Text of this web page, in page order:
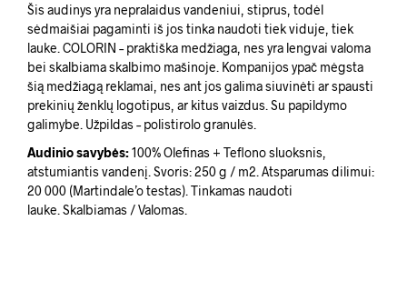
Šis audinys yra nepralaidus vandeniui, stiprus, todėl
sėdmaišiai pagaminti iš jos tinka naudoti tiek viduje, tiek
lauke. COLORIN – praktiška medžiaga, nes yra lengvai valoma
bei skalbiama skalbimo mašinoje. Kompanijos ypač mėgsta
šią medžiagą reklamai, nes ant jos galima siuvinėti ar spausti
prekinių ženklų logotipus, ar kitus vaizdus. Su papildymo
galimybe. Užpildas – polistirolo granulės.
Audinio savybės:100% Olefinas + Teflono sluoksnis,
atstumiantis vandenį. Svoris: 250 g / m2. Atsparumas dilimui:
20 000 (Martindale’o testas). Tinkamas naudoti
lauke. Skalbiamas / Valomas.